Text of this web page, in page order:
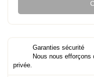
Garanties sécurité
Nous nous
privée.